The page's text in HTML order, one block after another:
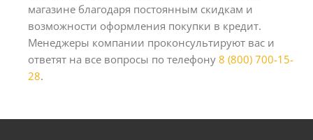
магазине благодаря постоянным скидкам и
возможности оформления покупки в кредит.
Менеджеры компании проконсультируют вас и
ответят на все вопросы по телефону 8 (800) 700-15-
28.